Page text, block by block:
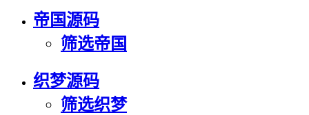
帝国源码
筛选帝国
织梦源码
筛选织梦